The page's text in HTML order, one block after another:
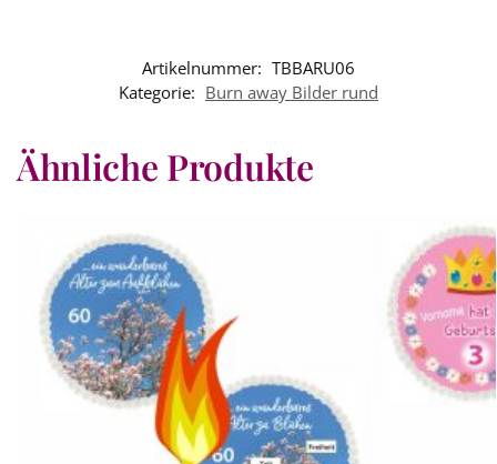
Artikelnummer: TBBARU06
Kategorie: Burn away Bilder rund
Ähnliche Produkte